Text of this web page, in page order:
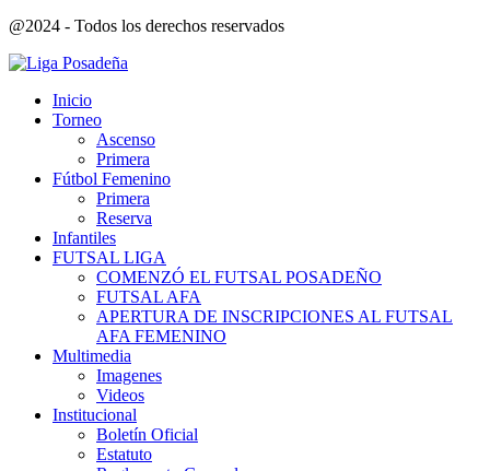
@2024 - Todos los derechos reservados
Inicio
Torneo
Ascenso
Primera
Fútbol Femenino
Primera
Reserva
Infantiles
FUTSAL LIGA
COMENZÓ EL FUTSAL POSADEÑO
FUTSAL AFA
APERTURA DE INSCRIPCIONES AL FUTSAL
AFA FEMENINO
Multimedia
Imagenes
Videos
Institucional
Boletín Oficial
Estatuto